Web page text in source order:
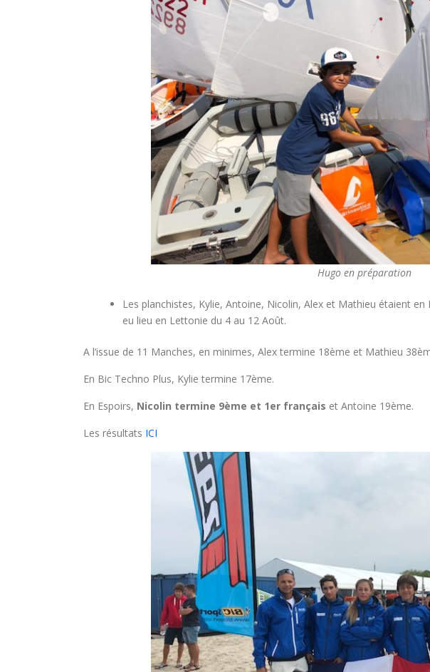
Hugo en préparation
Les planchistes, Kylie, Antoine, Nicolin, Alex et Mathieu étaient
eu lieu en Lettonie du 4 au 12 Août.
A l’issue de 11 Manches, en minimes, Alex termine 18ème et Mathieu
En Bic Techno Plus, Kylie termine 17ème.
En Espoirs, Nicolin termine 9ème et 1er français et Antoine 19ème.
Les résultats ICI